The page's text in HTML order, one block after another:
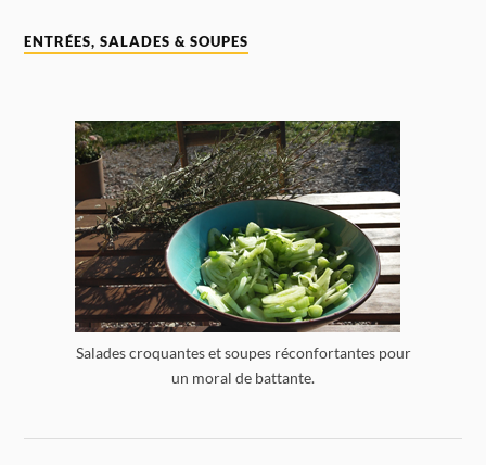
ENTRÉES, SALADES & SOUPES
Salades croquantes et soupes réconfortantes pour
un moral de battante.